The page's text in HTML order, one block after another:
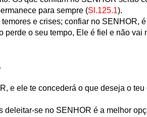
para sempre (Sl.125.1).
e crises; confiar no SENHOR,
perde o seu tempo, Ele é fiel e não vai
e ele te concederá o que deseja o teu
deleitar-se no SENHOR é a melhor